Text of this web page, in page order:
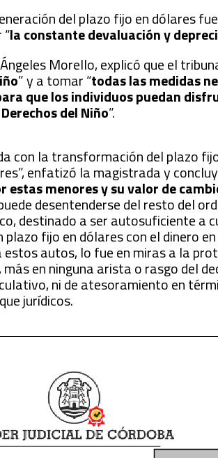
del plazo fijo en dólares
la constante devaluación y
Morello, explicó que el
” y a tomar “todas las medidas
que los individuos puedan
del Niño”.
con la transformación del plazo
enfatizó la magistrada y
estas menores y su valor de
desentenderse del resto del
destinado a ser autosuficiente a
fijo en dólares con el dinero
autos, lo fue en miras a la
en ninguna arista o rasgo del
ni de atesoramiento en
jurídicos.